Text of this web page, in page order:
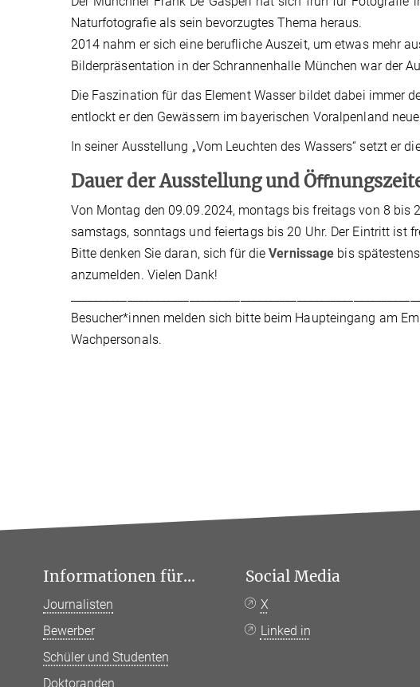
Naturfotografie als sein bevorzugtes Thema heraus.
2014 nahm er sich eine berufliche Auszeit, um etwas mehr
Bilderpräsentation in der Schrannenhalle München war der
Die Faszination für das Element Wasser bildet dabei immer
entlockt er den Gewässern im bayerischen Voralpenland
In seiner Ausstellung „Vom Leuchten des Wassers“ setzt er
Dauer der Ausstellung und
Von Montag den 09.09.2024, montags bis freitags von 8 bis
samstags, sonntags und feiertags bis 20 Uhr. Der Eintritt ist
Bitte denken Sie daran, sich für dieVernissage bis
anzumelden. Vielen Dank!
Besucher*innen melden sich bitte beim Haupteingang am
Wachpersonals.
Informationen für...
Journalisten
Bewerber
Schüler und Studenten
Doktoranden
Social Media
X
Linked in